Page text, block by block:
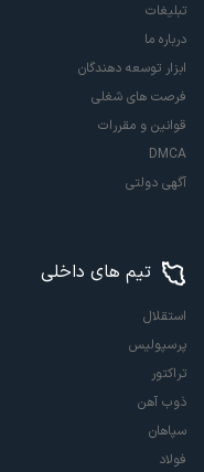
تبلیغات
درباره ما
ابزار توسعه دهندگان
فرصت های شغلی
قوانین و مقررات
DMCA
آگهی دولتی
تیم های داخلی
استقلال
پرسپولیس
تراکتور
ذوب آهن
سپاهان
فولاد